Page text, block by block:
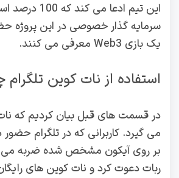
این تیم
سرمایه گذار خصوصی در این پروژه
یک بازی Web3 معرفی می کنند.
استفاده از نات کوین
در قسمت های قبل بیان کردیم که نات
می گیرد. کاربرانی که در تلگرام
بر روی آیکون مشخص شده ضربه می
ربات دعوت کرد و نات کوین های